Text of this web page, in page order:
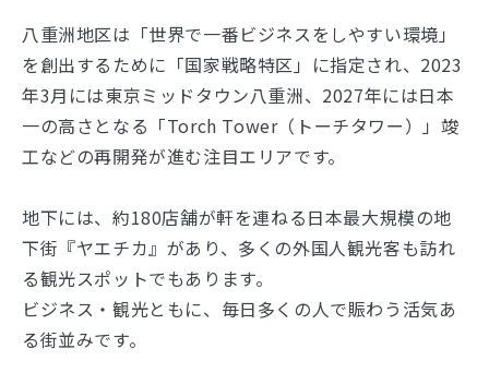
八重洲地区は「世界で一番ビジネスをしやすい環境」
を創出するために「国家戦略特区」に指定され、2023
年3月には東京ミッドタウン八重洲、2027年には日本
一の高さとなる「Torch Tower（トーチタワー）」竣
工などの再開発が進む注目エリアです。
地下には、約180店舗が軒を連ねる日本最大規模の地
下街『ヤエチカ』があり、多くの外国人観光客も訪れ
る観光スポットでもあります。
ビジネス・観光ともに、毎日多くの人で賑わう活気あ
る街並みです。